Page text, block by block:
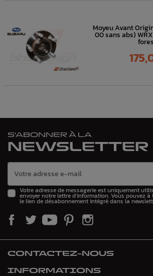
Moyeu Avant
00 sans abs)
Prix
S'ABONNER À LA
NEWSLETTER
Votre adresse de messagerie est uniquement
envoyer notre lettre d'information. Vous pouvez
le lien de désabonnement intégré dans la
CONTACTEZ-NOUS
INFORMATIONS